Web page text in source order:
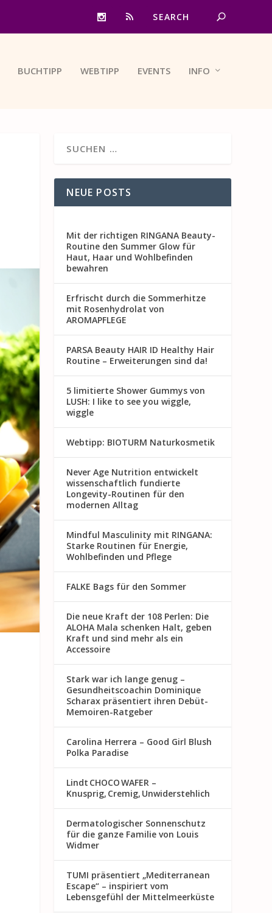
BUCHTIPP WEBTIPP EVENTS INFO
NEUE POSTS
Mit der richtigen RINGANA Beauty-
Routine den Summer Glow für
Haut, Haar und Wohlbefinden
bewahren
Erfrischt durch die Sommerhitze
mit Rosenhydrolat von
AROMAPFLEGE
PARSA Beauty HAIR ID Healthy Hair
Routine – Erweiterungen sind da!
5 limitierte Shower Gummys von
LUSH: I like to see you wiggle,
wiggle
Webtipp: BIOTURM Naturkosmetik
Never Age Nutrition entwickelt
wissenschaftlich fundierte
Longevity-Routinen für den
modernen Alltag
Mindful Masculinity mit RINGANA:
Starke Routinen für Energie,
Wohlbefinden und Pflege
FALKE Bags für den Sommer
Die neue Kraft der 108 Perlen: Die
ALOHA Mala schenken Halt, geben
Kraft und sind mehr als ein
Accessoire
Stark war ich lange genug –
Gesundheitscoachin Dominique
Scharax präsentiert ihren Debüt-
Memoiren-Ratgeber
Carolina Herrera – Good Girl Blush
Polka Paradise
Lindt CHOCO WAFER –
Knusprig, Cremig, Unwiderstehlich
Dermatologischer Sonnenschutz
für die ganze Familie von Louis
Widmer
TUMI präsentiert „Mediterranean
Escape“ – inspiriert vom
Lebensgefühl der Mittelmeerküste